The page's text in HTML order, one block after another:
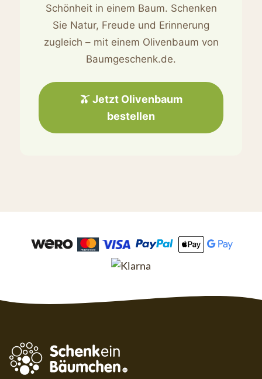
Schönheit in einem Baum. Schenken
Sie Natur, Freude und Erinnerung
zugleich – mit einem Olivenbaum von
Baumgeschenk.de.
🫒 Jetzt Olivenbaum
bestellen